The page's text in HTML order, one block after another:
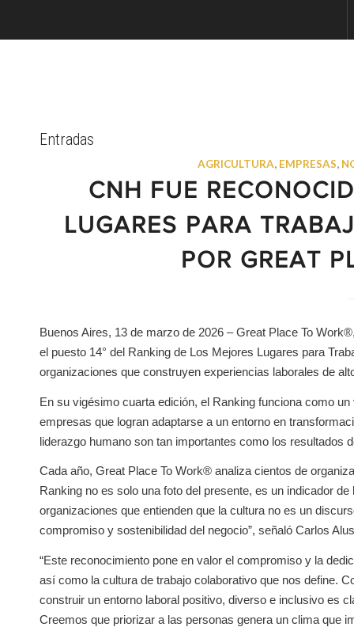
Entradas
AGRICULTURA, EMPRESAS,
CNH FUE
LUGARES PARA
POR GREAT
Buenos Aires, 13 de marzo de 2026 – Great Place To
el puesto 14° del Ranking de Los Mejores Lugares para
organizaciones que construyen experiencias laborales de
En su vigésimo cuarta edición, el Ranking funciona como
empresas que logran adaptarse a un entorno en
liderazgo humano son tan importantes como los resultados
Cada año, Great Place To Work® analiza cientos de
Ranking no es solo una foto del presente, es un indicador
organizaciones que entienden que la cultura no es un
compromiso y sostenibilidad del negocio”, señaló Carlos
“Este reconocimiento pone en valor el compromiso y la
así como la cultura de trabajo colaborativo que nos define.
construir un entorno laboral positivo, diverso e inclusivo es
Creemos que priorizar a las personas genera un clima que